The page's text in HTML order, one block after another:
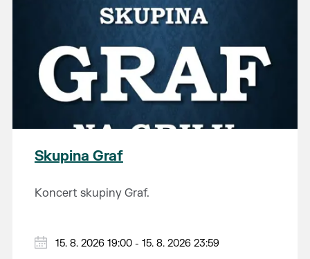
Skupina Graf
Koncert skupiny Graf.
15. 8. 2026 19:00 - 15. 8. 2026 23:59